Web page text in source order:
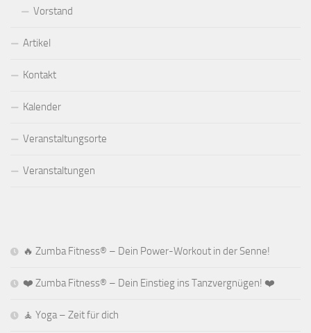
Vorstand
Artikel
Kontakt
Kalender
Veranstaltungsorte
Veranstaltungen
🔥 Zumba Fitness® – Dein Power-Workout in der Senne!
❤️ Zumba Fitness® – Dein Einstieg ins Tanzvergnügen! ❤️
🧘 Yoga – Zeit für dich